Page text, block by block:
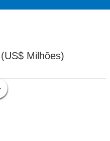
Milhões)